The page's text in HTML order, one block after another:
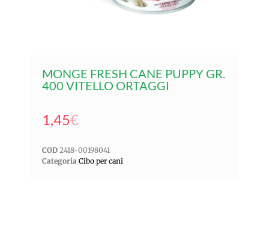
MONGE FRESH CANE PUPPY GR.
400 VITELLO ORTAGGI
1,45€
COD 2418-00198041
Categoria Cibo per cani